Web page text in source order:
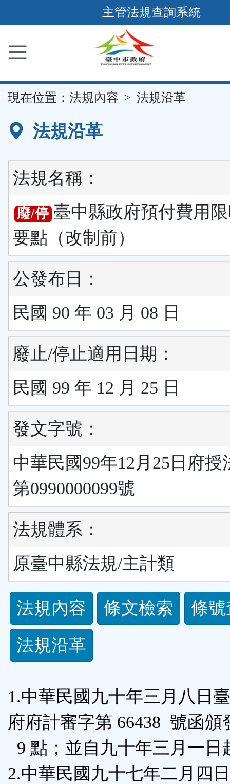
到
要
容
區
主管法規查詢系統
現在位置： 法規內容 法規沿革
法規沿革
法規名稱：
廢/停 臺中縣政府預付費用
要點（改制前）
公發布日：
民國 90 年 03 月 08 日
廢止/停止適用日期：
民國 99 年 12 月 25 日
發文字號：
中華民國99年12月25日府授
第0990000099號
法規體系：
原臺中縣法規/主計類
法
規
功
按
鈕
區
法規內容 條文檢索
條
法規沿革
1.中華民國九十年三月八日
府府計審字第 66438 號函頒
9 點；並自九十年三月一日
2.中華民國九十七年二月四